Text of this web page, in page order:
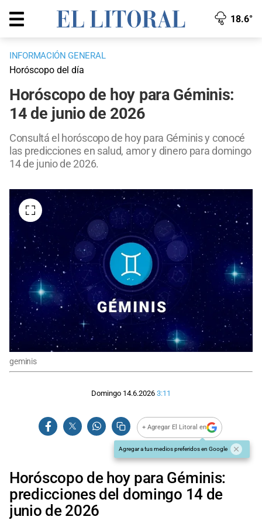
18.6°
INFORMACIÓN GENERAL
Horóscopo del día
Horóscopo de hoy para Géminis:
14 de junio de 2026
Consultá el horóscopo de hoy para Géminis y conocé
las predicciones en salud, amor y dinero para domingo
14 de junio de 2026.
geminis
Domingo 14.6.2026 3:11
+ Agregar El Litoral en
Agregar a tus medios preferidos en Google
Horóscopo de hoy para Géminis:
predicciones del domingo 14 de
junio de 2026